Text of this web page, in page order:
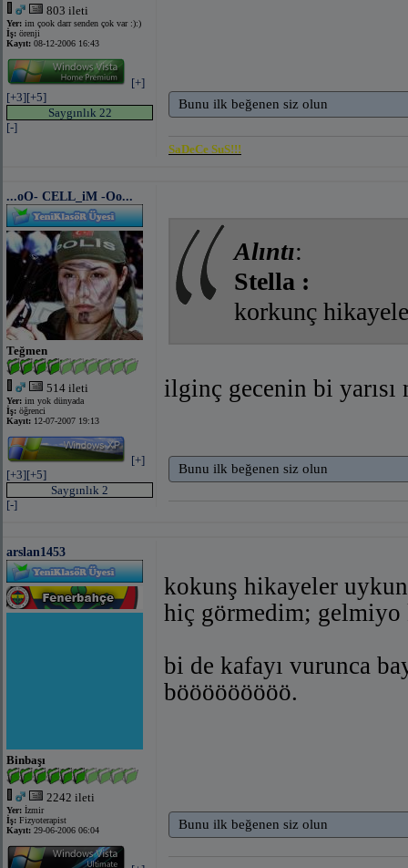
803 ileti
Yer: im çook darr senden çok var :):)
İş: örenji
Kayıt: 08-12-2006 16:43
[+]
[+3][+5]
Saygınlık 22
[-]
Bunu ilk beğenen siz olun
SaDeCe SuS!!!
...oO- CELL_iM -Oo...
Teğmen
514 ileti
Yer: im yok dünyada
İş: öğrenci
Kayıt: 12-07-2007 19:13
[+]
[+3][+5]
Saygınlık 2
[-]
Alıntı:
Stella :
korkunç
ilginç gecenin bi yarısı
Bunu ilk beğenen siz olun
arslan1453
Binbaşı
2242 ileti
Yer: İzmir
İş: Fizyoterapist
Kayıt: 29-06-2006 06:04
kokunş hikayeler
hiç görmedim; gelmiyo
bi de kafayı vurunca
bööööööööö.
Bunu ilk beğenen siz olun